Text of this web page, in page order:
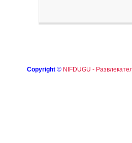
Copyright © NIFDUGU -